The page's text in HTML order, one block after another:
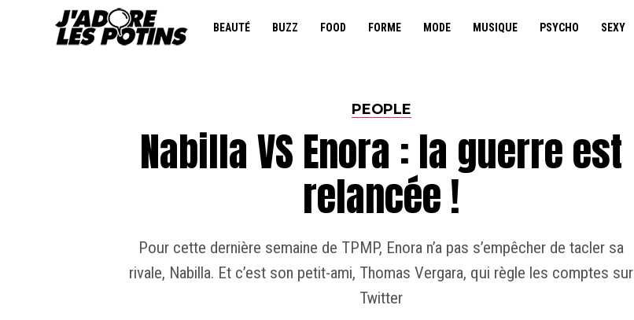
BEAUTÉ BUZZ FOOD FORME MODE MUSIQUE PSYCHO SEXY
PEOPLE
Nabilla VS Enora : la guerre est
relancée !
Pour cette dernière semaine de TPMP, Enora n’a pas s’empêcher de tacler sa
rivale, Nabilla. Et c’est son petit-ami, Thomas Vergara, qui règle les comptes sur
Twitter